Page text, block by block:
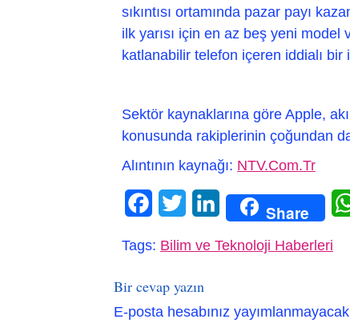
sıkıntısı ortamında pazar payı
ilk yarısı için en az beş yeni
katlanabilir telefon içeren iddialı bir
Sektör kaynaklarına göre Apple,
konusunda rakiplerinin çoğundan
Alıntının kaynağı: NTV.Com.Tr
Facebook
Twitter LinkedIn Share
Tags: Bilim ve Teknoloji Haberleri
Bir cevap yazın
E-posta hesabınız